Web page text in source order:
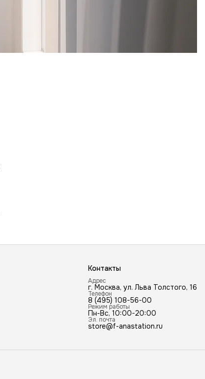
Контакты
Адрес
г. Москва, ул. Льва Толстого, 16
Телефон
8 (495) 108-56-00
Режим работы
Пн-Вс, 10:00-20:00
Эл. почта
store@f-anastation.ru